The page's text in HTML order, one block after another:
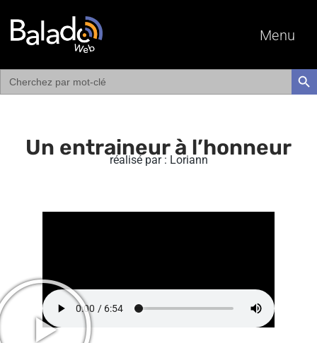
Menu
Search
for:
Un entraineur à l’honneur
réalisé par : Loriann